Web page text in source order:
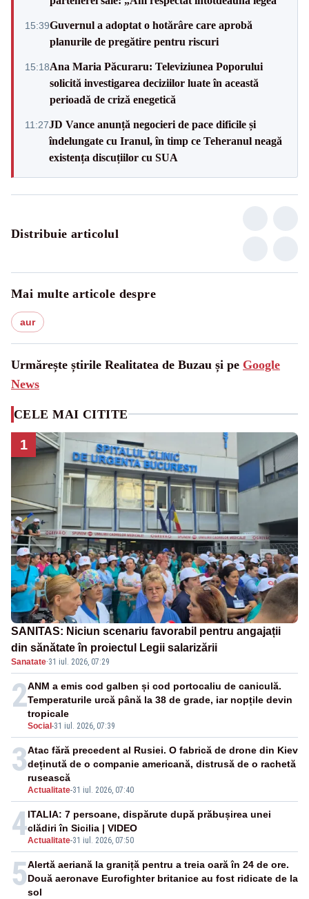
15:39Guvernul a adoptat o hotărâre care aprobă
planurile de pregătire pentru riscuri
15:18Ana Maria Păcuraru: Televiziunea Poporului
solicită investigarea deciziilor luate în această
perioadă de criză enegetică
11:27JD Vance anunță negocieri de pace dificile și
îndelungate cu Iranul, în timp ce Teheranul neagă
existența discuțiilor cu SUA
Distribuie articolul
Mai multe articole despre
aur
Urmărește știrile Realitatea de Buzau și pe Google
News
CELE MAI CITITE
1
SANITAS: Niciun scenariu favorabil pentru angajații
din sănătate în proiectul Legii salarizării
Sanatate·31 iul. 2026, 07:29
2
Social -31 iul. 2026, 07:39
ANM a emis cod galben și cod portocaliu de caniculă.
Temperaturile urcă până la 38 de grade, iar nopțile devin
tropicale
3
Actualitate-31 iul. 2026, 07:40
Atac fără precedent al Rusiei. O fabrică de drone din Kiev
deținută de o companie americană, distrusă de o rachetă
rusească
4Actualitate-31 iul. 2026, 07:50
ITALIA: 7 persoane, dispărute după prăbușirea unei
clădiri în Sicilia | VIDEO
5Alertă aeriană la graniță pentru a treia oară în 24 de ore.
Două aeronave Eurofighter britanice au fost ridicate de la
sol